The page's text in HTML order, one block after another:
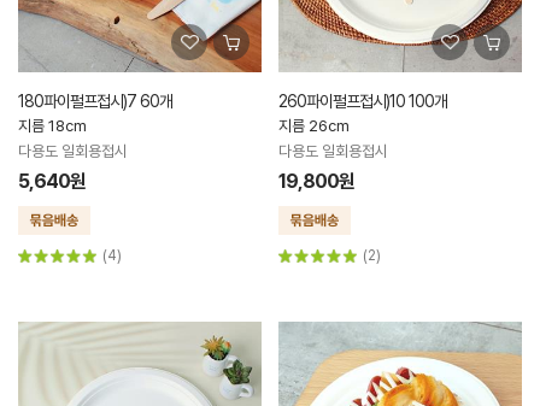
180파이펄프접시)7 60개
지름 18cm
다용도 일회용접시
5,640원
(4)
260파이펄프접시)10 100개
지름 26cm
다용도 일회용접시
19,800원
(2)